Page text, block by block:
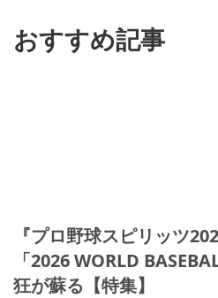
おすすめ記事
『プロ野球スピリッツ
「2026 WORLD
狂が蘇る【特集】